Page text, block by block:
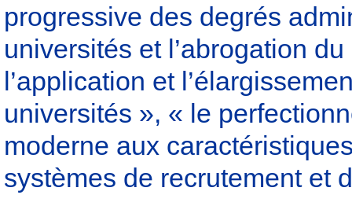
progressive des degrés
universités et l’abrogation
l’application et
universités », « le
moderne aux
systèmes de recrutement et